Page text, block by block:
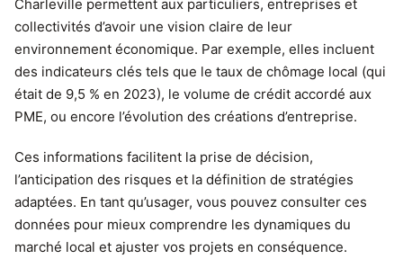
Charleville permettent aux particuliers, entreprises et
collectivités d’avoir une vision claire de leur
environnement économique. Par exemple, elles incluent
des indicateurs clés tels que le taux de chômage local (qui
était de 9,5 % en 2023), le volume de crédit accordé aux
PME, ou encore l’évolution des créations d’entreprise.
Ces informations facilitent la prise de décision,
l’anticipation des risques et la définition de stratégies
adaptées. En tant qu’usager, vous pouvez consulter ces
données pour mieux comprendre les dynamiques du
marché local et ajuster vos projets en conséquence.